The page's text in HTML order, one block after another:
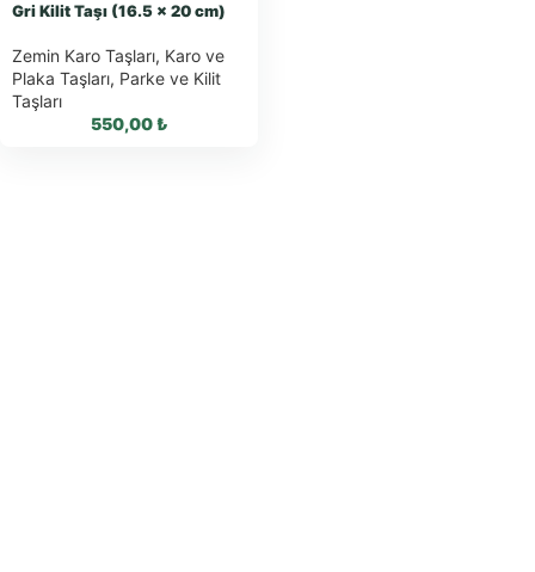
Gri Kilit Taşı (16.5 x 20 cm)
Zemin Karo Taşları, Karo ve
Plaka Taşları, Parke ve Kilit
Taşları
550,00₺